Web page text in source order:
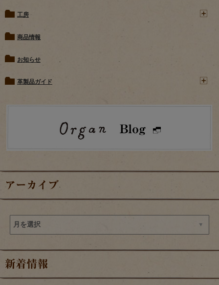
工房
商品情報
お知らせ
革製品ガイド
アーカイブ
新着情報